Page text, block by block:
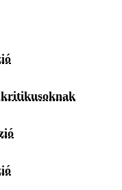
kritikusoknak